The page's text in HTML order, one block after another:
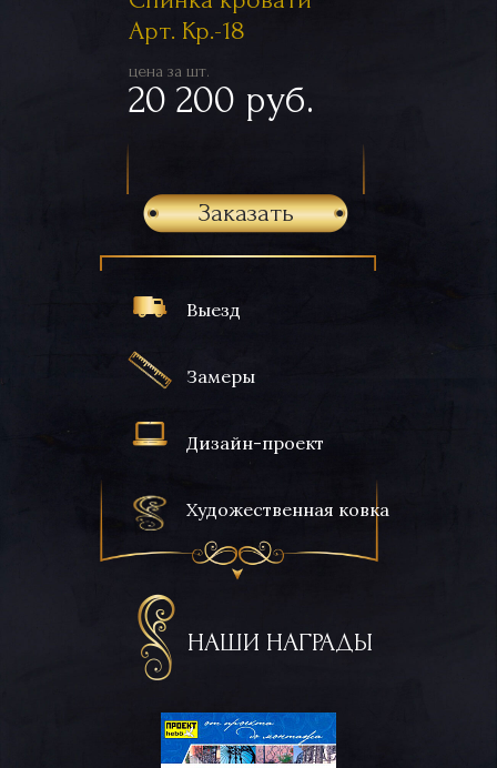
Выезд
Замеры
Дизайн-проект
Художественная ковка
НАШИ НАГРАДЫ
Арт. Кр.-18
цена за шт.
20 200 руб.
Заказать